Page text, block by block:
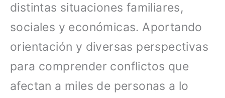
distintas situaciones familiares,
sociales y económicas. Aportando
orientación y diversas perspectivas
para comprender conflictos que
afectan a miles de personas a lo